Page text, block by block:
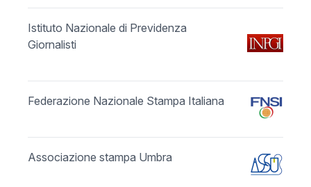
Istituto Nazionale di Previdenza
Giornalisti
Federazione Nazionale Stampa Italiana
Associazione stampa Umbra